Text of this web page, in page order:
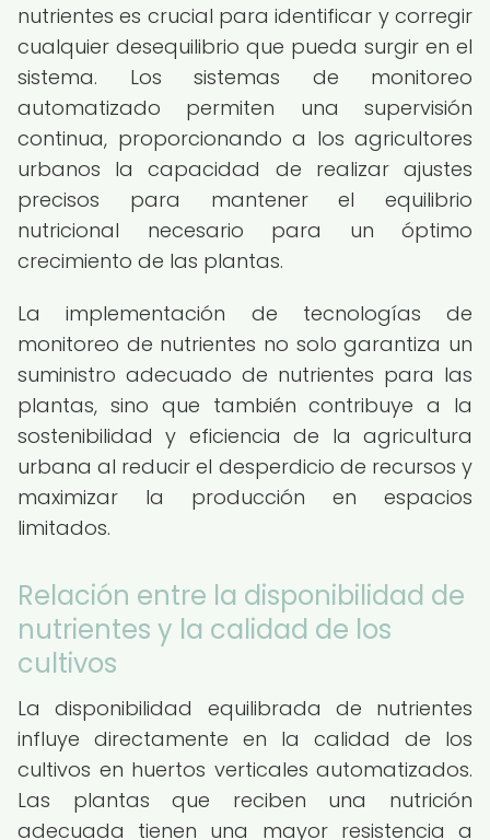
nutrientes es crucial para identificar y corregir
cualquier desequilibrio que pueda surgir en el
sistema. Los sistemas de monitoreo
automatizado permiten una supervisión
continua, proporcionando a los agricultores
urbanos la capacidad de realizar ajustes
precisos para mantener el equilibrio
nutricional necesario para un óptimo
crecimiento de las plantas.
La implementación de tecnologías de
monitoreo de nutrientes no solo garantiza un
suministro adecuado de nutrientes para las
plantas, sino que también contribuye a la
sostenibilidad y eficiencia de la agricultura
urbana al reducir el desperdicio de recursos y
maximizar la producción en espacios
limitados.
Relación entre la disponibilidad de
nutrientes y la calidad de los
cultivos
La disponibilidad equilibrada de nutrientes
influye directamente en la calidad de los
cultivos en huertos verticales automatizados.
Las plantas que reciben una nutrición
adecuada tienen una mayor resistencia a